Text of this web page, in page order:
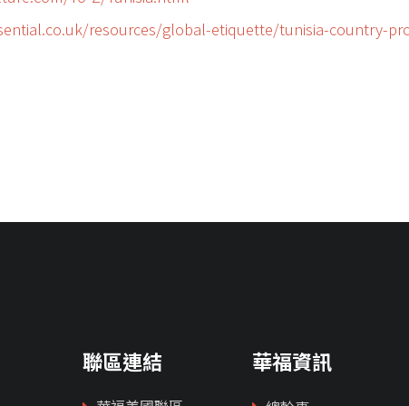
resources/global-etiquette/tunisia-country-
聯區連結 華福資訊